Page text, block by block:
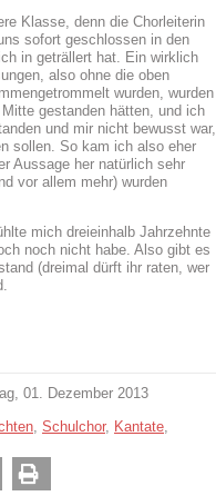
Klasse, denn die Chorleiterin
sofort geschlossen in den
in geträllert hat. Ein wirklich
also ohne die oben
wurden, wurden
gestanden hätten, und ich
und mir nicht bewusst war,
sollen. So kam ich also eher
Aussage her natürlich sehr
vor allem mehr) wurden
mich dreieinhalb Jahrzehnte
noch nicht habe. Also gibt es
(dreimal dürft ihr raten, wer
01. Dezember 2013
, Schulchor, Kantate,